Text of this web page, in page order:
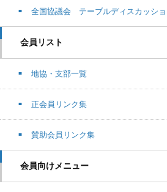
全国協議会 テーブルディスカッシ
会員リスト
地協・支部一覧
正会員リンク集
賛助会員リンク集
会員向けメニュー